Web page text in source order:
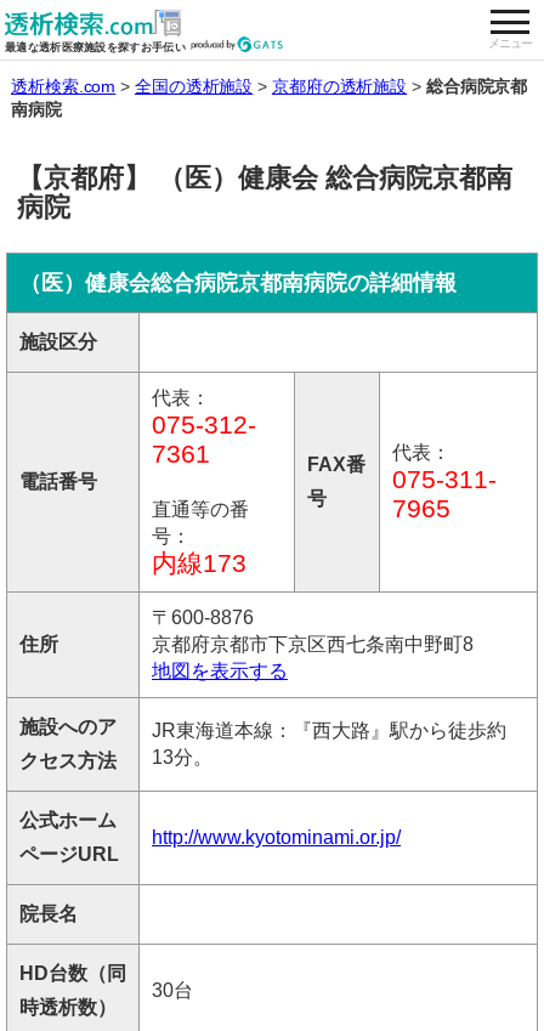
最適な透析医療施設を探すお手伝い メニュー
全国の透析施設を検索する
透析検索.com 全国の透析施設 京都府の透析施設
総合病院京都
南病院
【京都府】 （医）健康会 総合病院京都南
病院
（医）健康会総合病院京都南病院の詳細情報
施設区分
電話番号
代表：
075-312-
7361
直通等の番
号：
内線173
FAX番
号
代表：
075-311-
7965
住所
〒600-8876
京都府京都市下京区西七条南中野町8
地図を表示する
施設へのア
クセス方法
JR東海道本線：『西大路』駅から徒歩約
13分。
公式ホーム
ページURL
http://www.kyotominami.or.jp/
院長名
HD台数（同
時透析数）
30台